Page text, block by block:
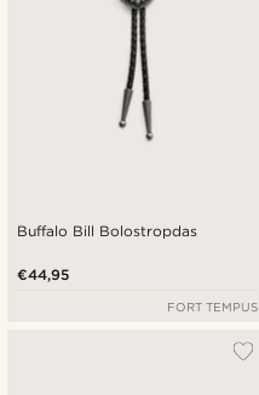
Buffalo Bill Bolostropdas
€44,95
FORT TEMPUS